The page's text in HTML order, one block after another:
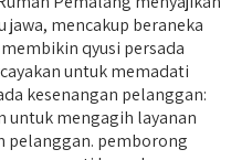
jawa, mencakup beraneka
qyusi persada
untuk memadati
kesenangan pelanggan:
untuk mengagih layanan
pelanggan. pemborong